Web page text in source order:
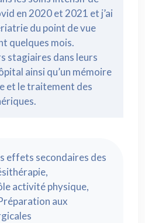
en 2020 et 2021 et j’ai
du point de vue
quelques mois.
stagiaires dans leurs
ainsi qu’un mémoire
et le traitement des
effets secondaires des
activité physique,
aux